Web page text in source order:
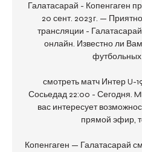
Галатасарай - Копенгаген
20 сент. 2023 г. —
трансляции -
онлайн. Известно ли
футбольных
смотреть матч Интер U-
Сосьедад 22:00 - Сегодня.
вас интересует
прямой эфир,
Копенгаген — Галатасарай